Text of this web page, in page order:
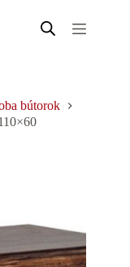
bútorok